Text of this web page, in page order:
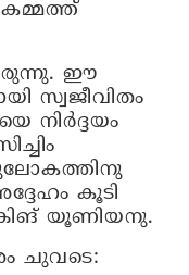
ഈ
സ്വജീവിതം
നിർദ്ദയം
കൂടി
യൂണിയനു.
ചുവടെ: